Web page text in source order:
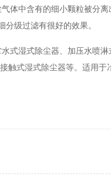
体中含有的细小颗粒被分
级过滤有很好的效果。
式湿式除尘器、加压水喷
触式湿式除尘器等。适用